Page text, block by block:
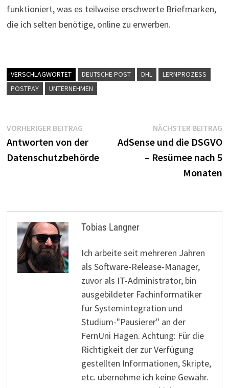
funktioniert, was es teilweise erschwerte Briefmarken,
die ich selten benötige, online zu erwerben.
VERSCHLAGWORTET DEUTSCHE POST DHL
LERNPROZESS
POSTPAY
UNTERNEHMEN
Beitragsnavigation
VORHERIGER BEITRAGVorheriger
Beitrag:
Antworten von der
Datenschutzbehörde
NÄCHSTER BEITRAG
AdSense und die DSGVO
– Resümee nach 5
Monaten
Tobias Langner
Ich arbeite seit mehreren Jahren
als Software-Release-Manager,
zuvor als IT-Administrator, bin
ausgebildeter Fachinformatiker
für Systemintegration und
Studium-"Pausierer" an der
FernUni Hagen. Achtung: Für die
Richtigkeit der zur Verfügung
gestellten Informationen, Skripte,
etc. übernehme ich keine Gewähr.